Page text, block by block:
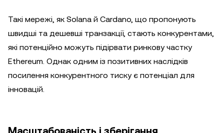
Такі мережі, як Solana й Cardano, що пропонують
швидші та дешевші транзакції, стають конкурентами,
які потенційно можуть підірвати ринкову частку
Ethereum. Однак одним із позитивних наслідків
посилення конкурентного тиску є потенціал для
інновацій.